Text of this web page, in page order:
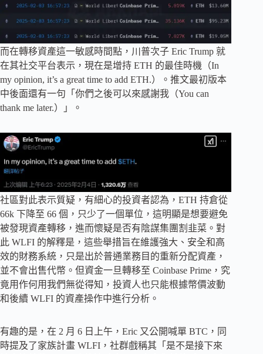
而在轉移資產這一敏感時間點，川普次子 Eric Trump 就
在其社交平台表示，現在是增持 ETH 的最佳時機（In
my opinion, it’s a great time to add ETH.）。推文最初版本
中後面還有一句「你們之後可以來感謝我（You can
thank me later.）」。
社區對此表示質疑，有細心的投資者認為，ETH 持倉從
66k 下降至 66 個，只少了一個單位，這明顯是想要避免
被發現資產轉移，進而懷疑是否有陰謀集團割韭菜。對
此 WLFI 的解釋是，這些舉措旨在維護強大、安全和高
效的財務系統，只是出於普通業務目的重新分配資產，
並不會出售代幣。但資金一旦轉移至 Coinbase Prime，究
竟用作何用我們無從得知，投資人也只能根據幣價波動
和後續 WLFI 的資產操作中進行分析。
有趣的是，在 2 月 6 日上午，Eric 又公開喊單 BTC，同
時提及了家族計畫 WLFI，社群戲稱其「是不是接下來